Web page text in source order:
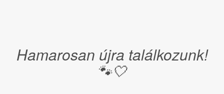
Hamarosan újra találkozunk!
🐾🤍